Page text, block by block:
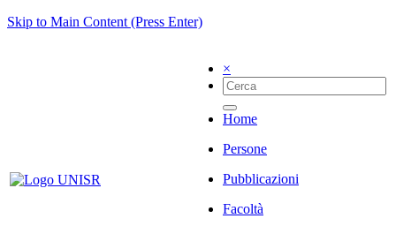
Skip to Main Content (Press Enter)
×
Home
Persone
Pubblicazioni
Facoltà